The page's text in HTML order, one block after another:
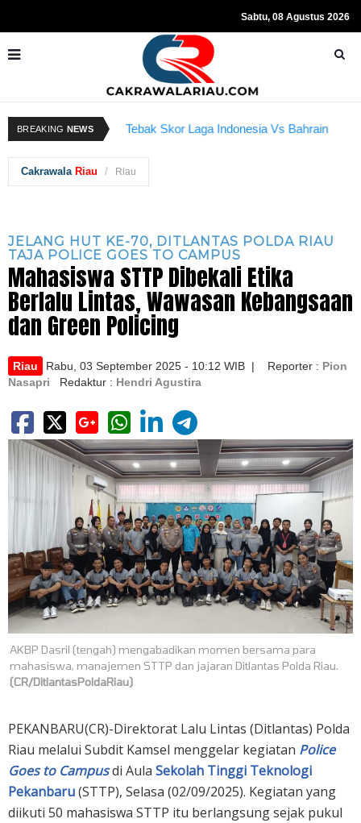
Sabtu, 08 Agustus 2026
BREAKING NEWS Tebak Skor Laga Indonesia Vs Bahrain
Kapolda Riau dan Istri Bantu Ringankan
Cakrawala Riau Riau
JELANG HUT KE-70, DITLANTAS POLDA RIAU
TAJA POLICE GOES TO CAMPUS
Mahasiswa STTP Dibekali Etika
Berlalu Lintas, Wawasan Kebangsaan
dan Green Policing
Riau Rabu, 03 September 2025 - 10:12 WIB | Reporter : Pion
Nasapri
Redaktur : Hendri Agustira
AKBP Dasril (tengah) mengabadikan momen bersama para
mahasiswa, manajemen STTP dan jajaran Ditlantas Polda Riau.
(CR/DitlantasPoldaRiau)
PEKANBARU(CR)-Direktorat Lalu Lintas (Ditlantas) Polda
Riau melalui Subdit Kamsel menggelar kegiatan Police
Goes to Campusdi Aula Sekolah Tinggi Teknologi
Pekanbaru(STTP), Selasa (02/09/2025). Kegiatan yang
diikuti 50 mahasiswa STTP itu berlangsung sejak pukul